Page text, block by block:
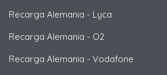
Recarga Alemania - Lyca
Recarga Alemania - O2
Recarga Alemania - Vodafone